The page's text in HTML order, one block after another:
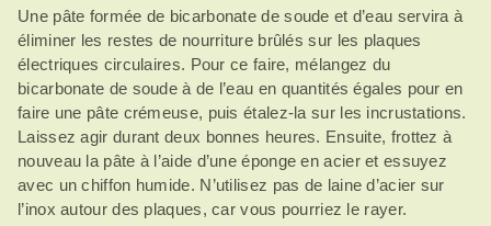
Une pâte formée de bicarbonate de soude et d’eau servira à
éliminer les restes de nourriture brûlés sur les plaques
électriques circulaires. Pour ce faire, mélangez du
bicarbonate de soude à de l’eau en quantités égales pour en
faire une pâte crémeuse, puis étalez-la sur les incrustations.
Laissez agir durant deux bonnes heures. Ensuite, frottez à
nouveau la pâte à l’aide d’une éponge en acier et essuyez
avec un chiffon humide. N’utilisez pas de laine d’acier sur
l’inox autour des plaques, car vous pourriez le rayer.